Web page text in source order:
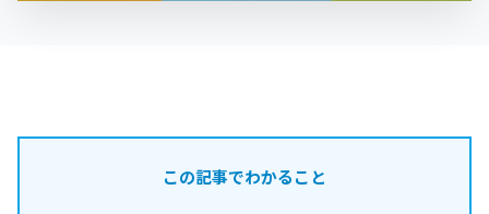
この記事でわかること